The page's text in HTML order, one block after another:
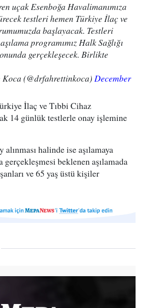
uçak Esenboğa Havalimanımıza
testleri hemen Türkiye İlaç ve
başlayacak. Testleri
programımız Halk Sağlığı
gerçekleşecek. Birlikte
(@drfahrettinkoca) December
İlaç ve Tıbbi Cihaz
14 günlük testlerle onay işlemine
alınması halinde ise aşılamaya
gerçekleşmesi beklenen aşılamada
ve 65 yaş üstü kişiler